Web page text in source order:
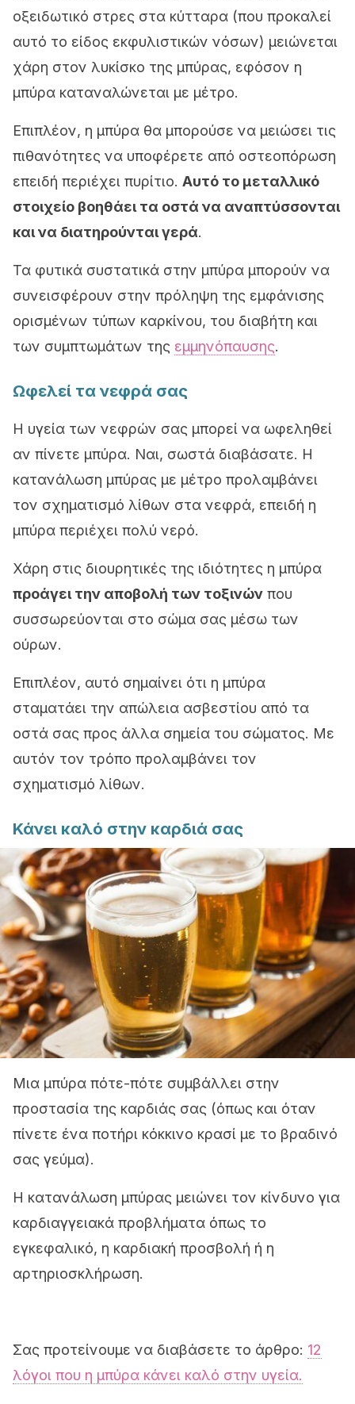
οξειδωτικό στρες στα κύτταρα (που προκαλεί
αυτό το είδος εκφυλιστικών νόσων) μειώνεται
χάρη στον λυκίσκο της μπύρας, εφόσον η
μπύρα καταναλώνεται με μέτρο.
Επιπλέον, η μπύρα θα μπορούσε να μειώσει τις
πιθανότητες να υποφέρετε από οστεοπόρωση
επειδή περιέχει πυρίτιο. Αυτό το μεταλλικό
στοιχείο βοηθάει τα οστά να αναπτύσσονται
και να διατηρούνται γερά.
Τα φυτικά συστατικά στην μπύρα μπορούν να
συνεισφέρουν στην πρόληψη της εμφάνισης
ορισμένων τύπων καρκίνου, του διαβήτη και
των συμπτωμάτων της εμμηνόπαυσης.
Ωφελεί τα νεφρά σας
Η υγεία των νεφρών σας μπορεί να ωφεληθεί
αν πίνετε μπύρα. Ναι, σωστά διαβάσατε. Η
κατανάλωση μπύρας με μέτρο προλαμβάνει
τον σχηματισμό λίθων στα νεφρά, επειδή η
μπύρα περιέχει πολύ νερό.
Χάρη στις διουρητικές της ιδιότητες η μπύρα
προάγει την αποβολή των τοξινών που
συσσωρεύονται στο σώμα σας μέσω των
ούρων.
Επιπλέον, αυτό σημαίνει ότι η μπύρα
σταματάει την απώλεια ασβεστίου από τα
οστά σας προς άλλα σημεία του σώματος. Με
αυτόν τον τρόπο προλαμβάνει τον
σχηματισμό λίθων.
Κάνει καλό στην καρδιά σας
Μια μπύρα πότε-πότε συμβάλλει στην
προστασία της καρδιάς σας (όπως και όταν
πίνετε ένα ποτήρι κόκκινο κρασί με το βραδινό
σας γεύμα).
Η κατανάλωση μπύρας μειώνει τον κίνδυνο για
καρδιαγγειακά προβλήματα όπως το
εγκεφαλικό, η καρδιακή προσβολή ή η
αρτηριοσκλήρωση.
Σας προτείνουμε να διαβάσετε το άρθρο: 12
λόγοι που η μπύρα κάνει καλό στην υγεία.